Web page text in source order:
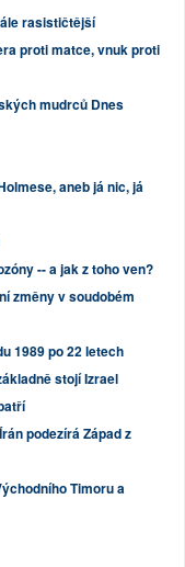
rasističtější
proti matce, vnuk proti
mudrců Dnes
aneb já nic, já
-- a jak z toho ven?
změny v soudobém
1989 po 22 letech
stojí Izrael
podezírá Západ z
Timoru a